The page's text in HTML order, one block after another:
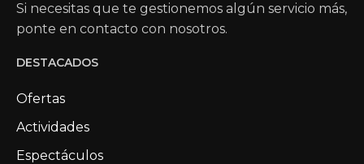
Si necesitas que te gestionemos algún servicio más,
ponte en contacto con nosotros.
DESTACADOS
Ofertas
Actividades
Espectáculos